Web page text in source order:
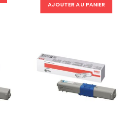
AJOUTER AU PANIER